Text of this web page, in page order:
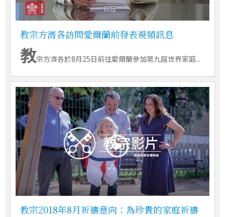
教宗方濟各訪問愛爾蘭前發表視頻訊息
教宗方濟各於8月25日前往愛爾蘭參加第九屆世界家庭...
教宗2018年8月祈禱意向：為珍貴的家庭祈禱